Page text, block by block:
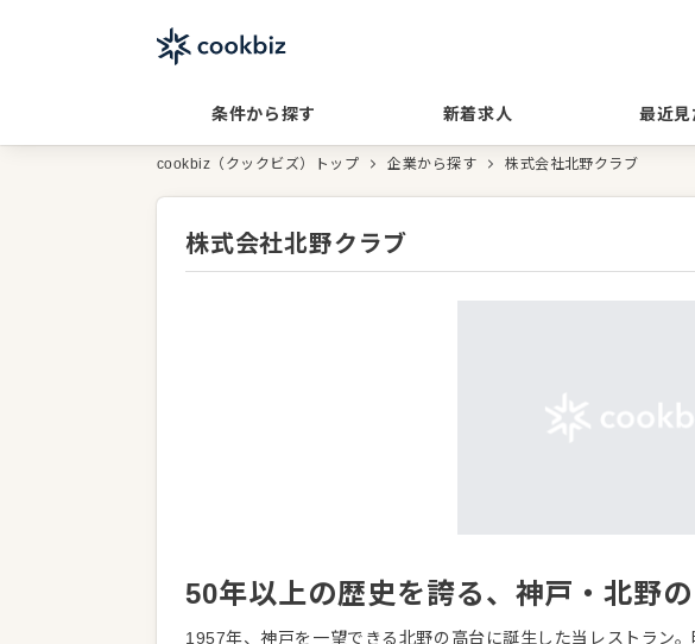
条件から探す 新着求人 最近見
cookbiz（クックビズ）トップ 企業から探す 株式会社北野クラブ
株式会社北野クラブ
50年以上の歴史を誇る、神戸・北野
1957年、神戸を一望できる北野の高台に誕生した当レストラン